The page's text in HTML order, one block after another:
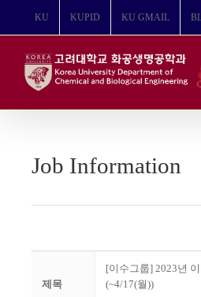
뛰
KU KUPID KU GMAIL
Job Information
제목
[이수그룹] 2023년
(~4/17(월))